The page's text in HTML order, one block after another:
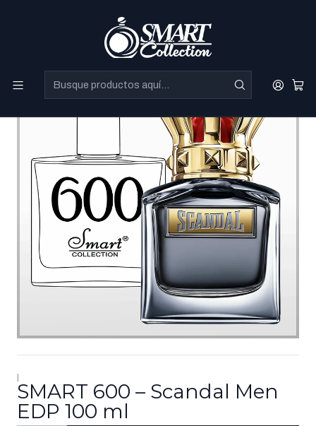
|
SMART 600 – Scandal Men
EDP 100 ml